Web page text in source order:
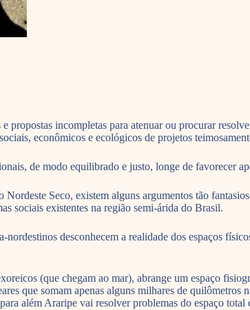
incompletas para atenuar ou procurar
econômicos e ecológicos de projetos
de modo equilibrado e justo, longe de favorecer
Seco, existem alguns argumentos tão
sociais existentes na região semi-árida do Brasil.
desconhecem a realidade dos espaços
(que chegam ao mar), abrange um espaço
que somam apenas alguns milhares de quilômetros
além Araripe vai resolver problemas do espaço total